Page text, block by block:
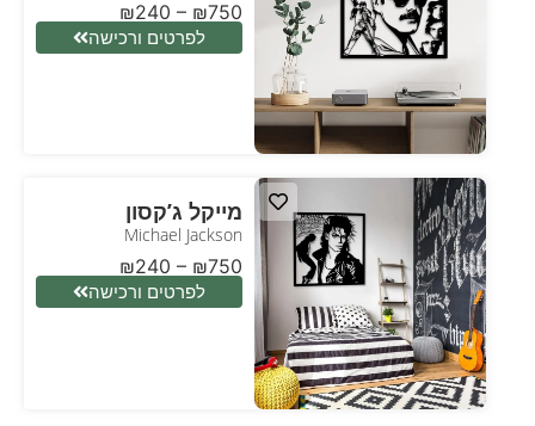
₪240 – ₪750
לפרטים ורכישה
מייקל ג’קסון
Michael Jackson
₪240 – ₪750
לפרטים ורכישה